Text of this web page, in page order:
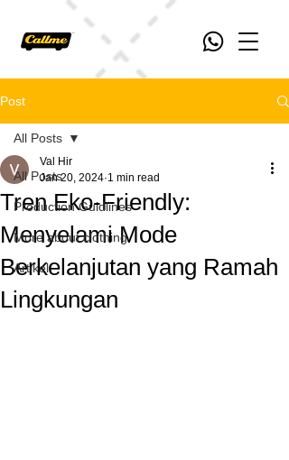
Post
All Posts
Production Guidlines
More about clothing
Artikel
All Posts
Tren Eko-Friendly:
Menyelami Mode
Berkelanjutan yang Ramah
Lingkungan
Val Hir
Jan 20, 2024 1 min read